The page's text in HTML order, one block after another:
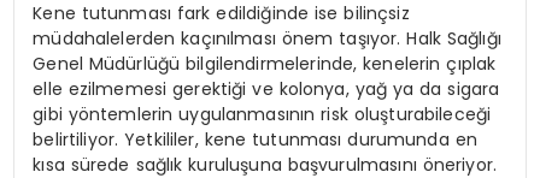
Kene tutunması fark edildiğinde ise bilinçsiz
müdahalelerden kaçınılması önem taşıyor. Halk Sağlığı
Genel Müdürlüğü bilgilendirmelerinde, kenelerin çıplak
elle ezilmemesi gerektiği ve kolonya, yağ ya da sigara
gibi yöntemlerin uygulanmasının risk oluşturabileceği
belirtiliyor. Yetkililer, kene tutunması durumunda en
kısa sürede sağlık kuruluşuna başvurulmasını öneriyor.